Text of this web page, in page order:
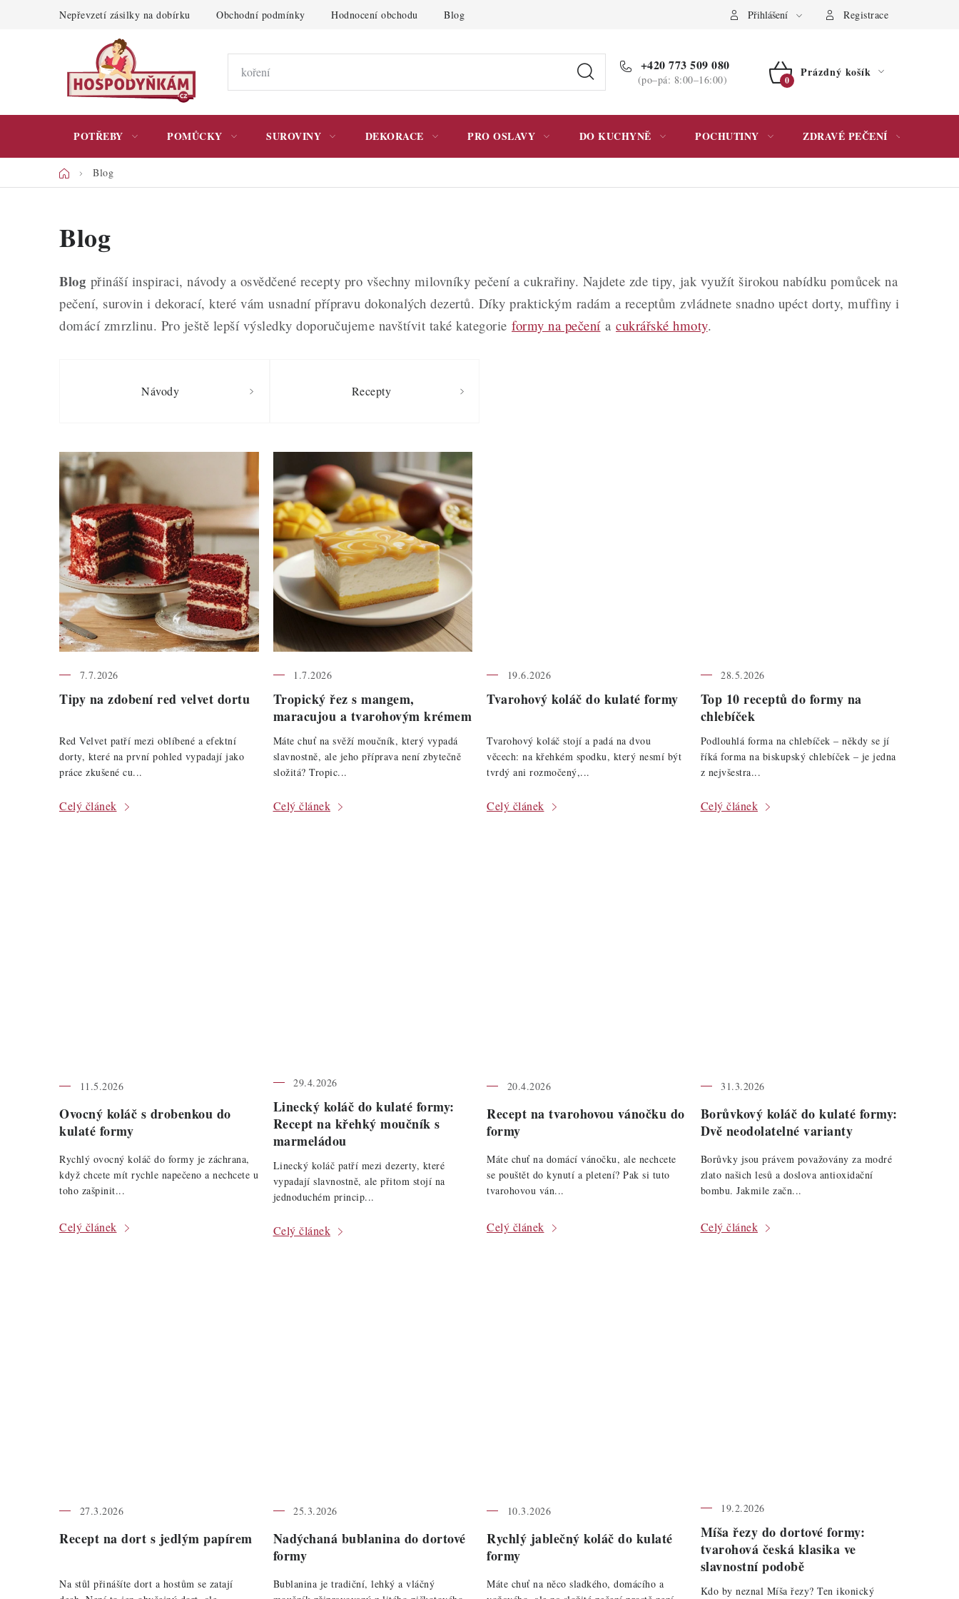
Nepřevzetí zásilky na dobírku Obchodní podmínky Hodnocení obchodu Blog Podmínky ochrany osobních údajů Přihlášení Registrace
+420 773 509 080
(po–pá: 8:00–16:00)
NÁKUPNÍ
Prázdný košík
POTŘEBY POMŮCKY SUROVINY DEKORACE PRO OSLAVY DO KUCHYNĚ POCHUTINY ZDRAVÉ PEČENÍ
DomůBlog
Blog
Blog přináší inspiraci, návody a osvědčené recepty pro všechny milovníky pečení a cukrařiny. Najdete zde tipy, jak využít širokou nabídku pomůcek na
pečení, surovin i dekorací, které vám usnadní přípravu dokonalých dezertů. Díky praktickým radám a receptům zvládnete snadno upéct dorty, muffiny i
domácí zmrzlinu. Pro ještě lepší výsledky doporučujeme navštívit také kategorie formy na pečenía cukrářské hmoty.
Návody Recepty
ý
p
i
s
č
l
á
n
k
ů
Tipy na zdobení red velvet dortu
7.7.2026
Red Velvet patří mezi oblíbené a efektní
dorty, které na první pohled vypadají jako
práce zkušené cu...
Celý článek
Tropický řez s mangem,
maracujou a tvarohovým krémem
1.7.2026
Máte chuť na svěží moučník, který vypadá
slavnostně, ale jeho příprava není zbytečně
složitá? Tropic...
Celý článek
Tvarohový koláč do kulaté formy
19.6.2026
Tvarohový koláč stojí a padá na dvou
věcech: na křehkém spodku, který nesmí být
tvrdý ani rozmočený,...
Celý článek
Top 10 receptů do formy na
chlebíček
28.5.2026
Podlouhlá forma na chlebíček – někdy se jí
říká forma na biskupský chlebíček – je jedna
z nejvšestra...
Celý článek
Ovocný koláč s drobenkou do
kulaté formy
11.5.2026
Rychlý ovocný koláč do formy je záchrana,
když chcete mít rychle napečeno a nechcete u
toho zašpinit...
Celý článek
Linecký koláč do kulaté formy:
Recept na křehký moučník s
marmeládou
29.4.2026
Linecký koláč patří mezi dezerty, které
vypadají slavnostně, ale přitom stojí na
jednoduchém princip...
Celý článek
Recept na tvarohovou vánočku do
formy
20.4.2026
Máte chuť na domácí vánočku, ale nechcete
se pouštět do kynutí a pletení? Pak si tuto
tvarohovou ván...
Celý článek
Borůvkový koláč do kulaté formy:
Dvě neodolatelné varianty
31.3.2026
Borůvky jsou právem považovány za modré
zlato našich lesů a doslova antioxidační
bombu. Jakmile začn...
Celý článek
Recept na dort s jedlým papírem
27.3.2026
Na stůl přinášíte dort a hostům se zatají
Nadýchaná bublanina do dortové
formy
25.3.2026
Bublanina je tradiční, lehký a vláčný
Rychlý jablečný koláč do kulaté
formy
10.3.2026
Máte chuť na něco sladkého, domácího a
Míša řezy do dortové formy:
tvarohová česká klasika ve
slavnostní podobě
19.2.2026
Kdo by neznal Míša řezy? Ten ikonický